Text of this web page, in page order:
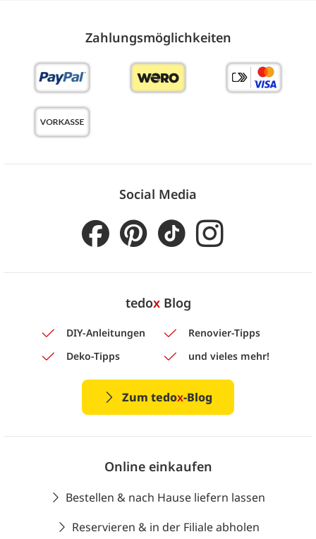
Zahlungs­möglich­keiten
Social Media
tedoxBlog
DIY-Anleitungen
Renovier-Tipps
Deko-Tipps
und vieles mehr!
Zum tedox-Blog
Online einkaufen
Bestellen & nach Hause liefern lassen
Reservieren & in der Filiale abholen